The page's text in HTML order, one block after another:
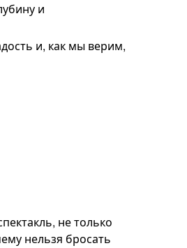
и
и, как мы верим,
не только
нельзя бросать